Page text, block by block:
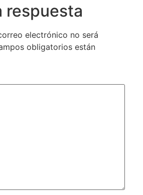
respuesta
electrónico no será
obligatorios están